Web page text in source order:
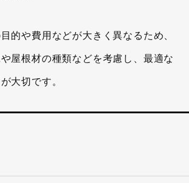
的や費用などが大きく異なるため、
屋根材の種類などを考慮し、最適な
大切です。